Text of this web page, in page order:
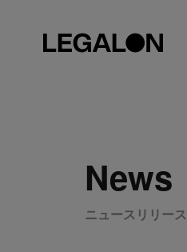
News
ニュースリリース